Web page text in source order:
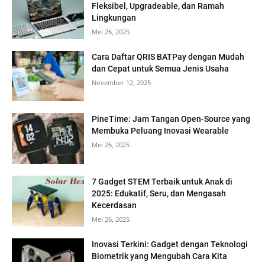
Fleksibel, Upgradeable, dan Ramah
Lingkungan
Mei 26, 2025
Cara Daftar QRIS BATPay dengan Mudah
dan Cepat untuk Semua Jenis Usaha
November 12, 2025
PineTime: Jam Tangan Open-Source yang
Membuka Peluang Inovasi Wearable
Mei 26, 2025
7 Gadget STEM Terbaik untuk Anak di
2025: Edukatif, Seru, dan Mengasah
Kecerdasan
Mei 26, 2025
Inovasi Terkini: Gadget dengan Teknologi
Biometrik yang Mengubah Cara Kita